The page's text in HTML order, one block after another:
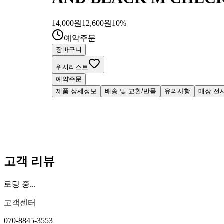
14,000원 12,600원 10%
예약주문
장바구니
위시리스트
예약주문
제품 상세정보
배송 및 교환/반품 유의사항 매장 전
고객 리뷰
로딩 중...
고객센터
070-8845-3553